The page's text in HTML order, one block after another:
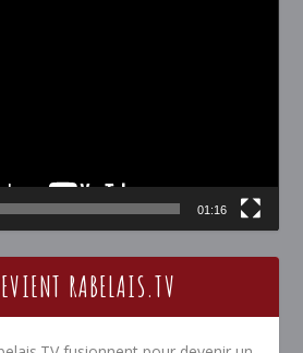
01:16
RABELAIS.TV